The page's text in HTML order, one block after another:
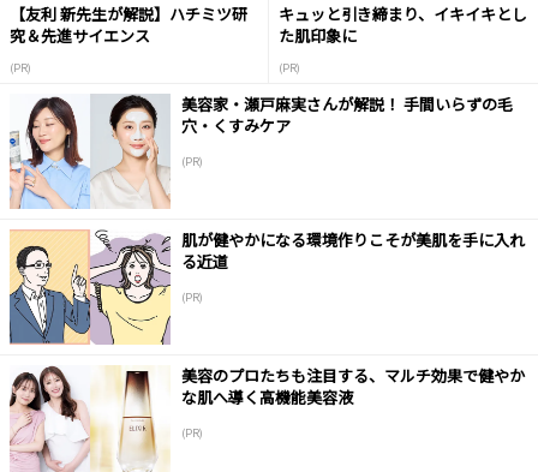
【友利 新先生が解説】ハチミツ研
究＆先進サイエンス
(PR)
キュッと引き締まり、イキイキとし
た肌印象に
(PR)
美容家・瀬戸麻実さんが解説！ 手間いらずの毛
穴・くすみケア
(PR)
肌が健やかになる環境作りこそが美肌を手に入れ
る近道
(PR)
美容のプロたちも注目する、マルチ効果で健やか
な肌へ導く高機能美容液
(PR)